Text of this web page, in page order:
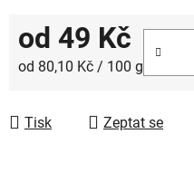
od 49 Kč
Měrná cena:
od 80,10 Kč / 100 g
Tisk Zeptat se